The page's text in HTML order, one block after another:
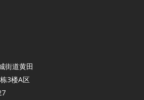
街道黄田
3楼A区